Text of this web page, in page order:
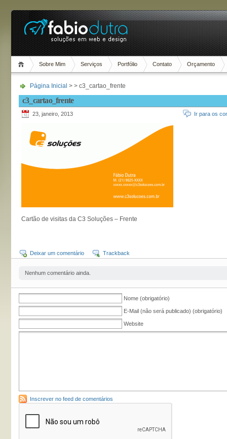
Sobre Mim Serviços Portfólio Contato Orçamento
Página Inicial > > c3_cartao_frente
c3_cartao_frente
23, janeiro, 2013 Ir para os
Cartão de visitas da C3 Soluções – Frente
Deixar um comentário Trackback
Nenhum comentário ainda.
Nome (obrigatório)
E-Mail (não será publicado) (obrigatório)
Website
Inscrever no feed de comentários